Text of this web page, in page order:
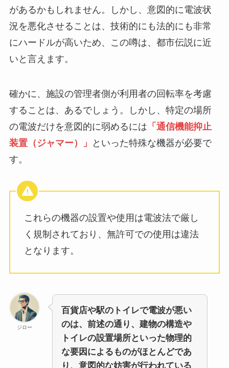
があるかもしれません。しかし、意図的に電波状
況を悪化させることは、技術的にも法的にも非常
にハードルが高いため、この噂は、都市伝説に近
いと言えます。
確かに、施設の管理者側が利用者の回転率を考慮
することは、あるでしょう。しかし、特定の場所
の電波だけを意図的に弱めるには 「通信機能抑止
装置（ジャマー）」
といった特殊な機器が必要で
す。
これらの機器の設置や使用は電波法で厳し
く規制されており、無許可での使用は違法
となります。
ジロー
百貨店や駅のトイレで電波が悪い
のは、前述の通り、建物の構造や
トイレの設置場所といった物理的
な要因によるものがほとんどであ
り、意図的な妨害が行われている